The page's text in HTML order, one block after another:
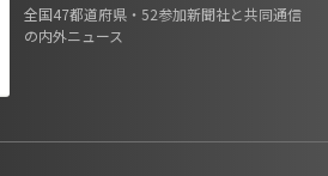
全国47都道府県・52参加新聞社と共同通信
の内外ニュース